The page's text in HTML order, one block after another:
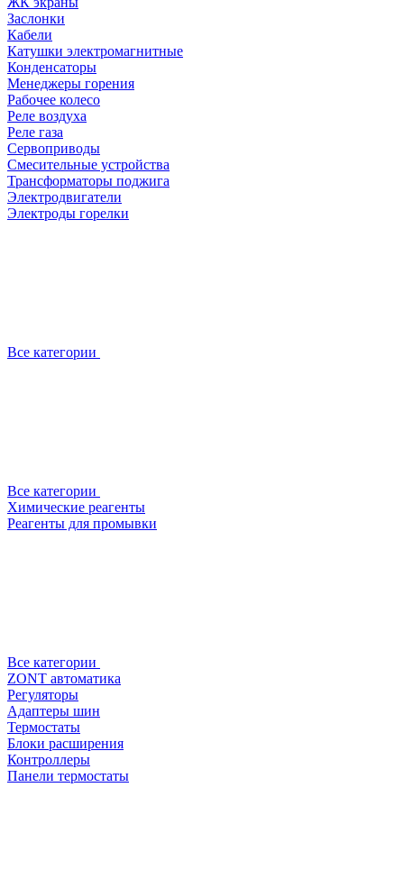
Заслонки
Кабели
Катушки электромагнитные
Конденсаторы
Менеджеры горения
Рабочее колесо
Реле воздухa
Реле газа
Сервоприводы
Смесительные устройства
Трансформаторы поджига
Электродвигатели
Электроды горелки
Все категории
Все категории
Химические реагенты
Реагенты для промывки
Все категории
ZONT автоматика
Регуляторы
Адаптеры шин
Термостаты
Блоки расширения
Контроллеры
Панели термостаты